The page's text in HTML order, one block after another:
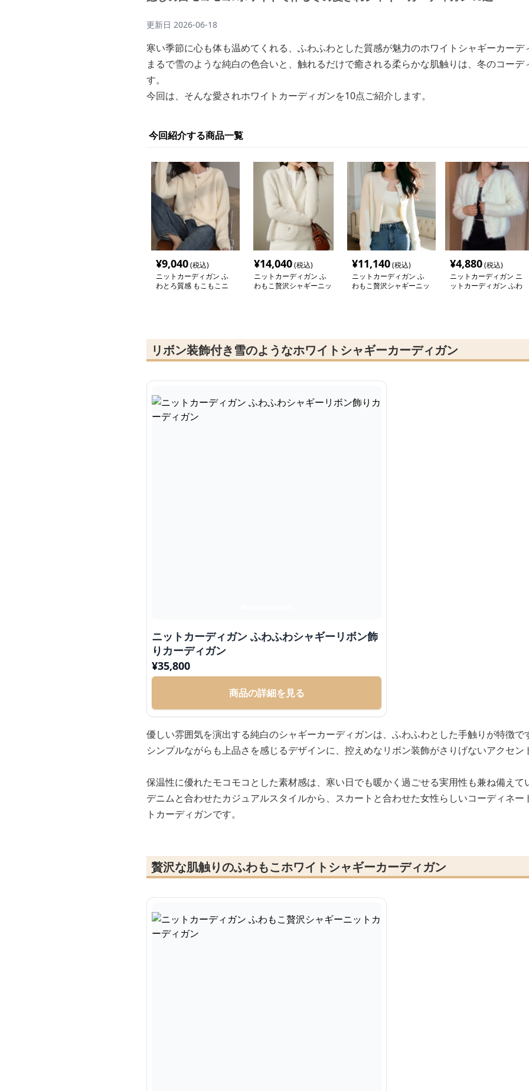
更新日 2026-06-18
寒い季節に心も体も温めてくれる、ふわふわとした質感が魅力のホワイトシャギーカーデ
まるで雪のような純白の色合いと、触れるだけで癒される柔らかな肌触りは、冬のコー
す。
今回は、そんな愛されホワイトカーディガンを10点ご紹介します。
今回紹介する商品一覧
¥9,040(税込)
ニットカーディガン ふ
わとろ質感 もこもこニ
¥14,040(税込)
ニットカーディガン ふ
わもこ贅沢シャギーニッ
¥11,140(税込)
ニットカーディガン ふ
わもこ贅沢シャギーニッ
¥4,880(税込)
ニットカーディガン ニ
ットカーディガン ふわ
リボン装飾付き雪のようなホワイトシャギーカーディガン
ニットカーディガン ふわふわシャギーリボン飾
りカーディガン
¥35,800
商品の詳細を見る
優しい雰囲気を演出する純白のシャギーカーディガンは、ふわふわとした手触りが特徴で
シンプルながらも上品さを感じるデザインに、控えめなリボン装飾がさりげないアクセン
保温性に優れたモコモコとした素材感は、寒い日でも暖かく過ごせる実用性も兼ね備えて
デニムと合わせたカジュアルスタイルから、スカートと合わせた女性らしいコーディネー
トカーディガンです。
贅沢な肌触りのふわもこホワイトシャギーカーディガン